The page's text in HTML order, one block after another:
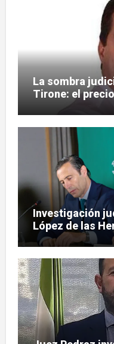
La sombra
Tirone: el
comunicación
Investigación
López de las
por
Tubos